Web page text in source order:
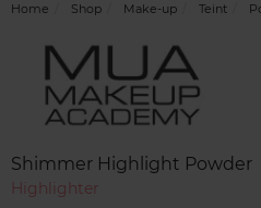
Home Shop Make-up Teint
Merk
Shimmer Highlight Powder
Highlighter